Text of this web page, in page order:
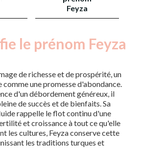
Feyza
le prénom Feyza
de richesse et de prospérité, un
comme une promesse d'abondance.
d'un débordement généreux, il
de succès et de bienfaits. Sa
rappelle le flot continu d'une
et croissance à tout ce qu'elle
les cultures, Feyza conserve cette
les traditions turques et